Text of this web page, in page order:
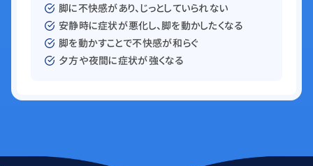
脚に不快感があり、じっとしていられない
安静時に症状が悪化し、脚を動かしたくなる
脚を動かすことで不快感が和らぐ
夕方や夜間に症状が強くなる